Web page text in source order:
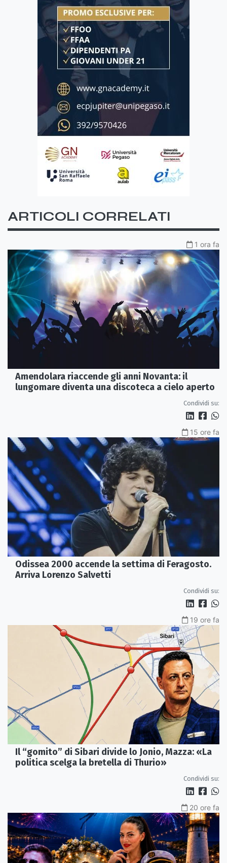
ARTICOLI CORRELATI
1 ora fa
Amendolara riaccende gli anni Novanta: il
lungomare diventa una discoteca a cielo aperto
Condividi su:
15 ore fa
Odissea 2000 accende la settima di Feragosto.
Arriva Lorenzo Salvetti
Condividi su:
19 ore fa
Il “gomito” di Sibari divide lo Jonio, Mazza: «La
politica scelga la bretella di Thurio»
Condividi su:
20 ore fa